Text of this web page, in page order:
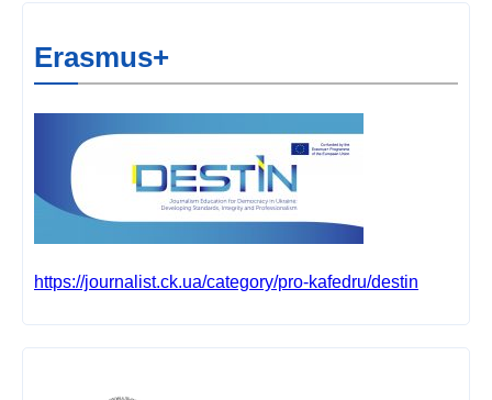
Erasmus+
https://journalist.ck.ua/category/pro-kafedru/destin